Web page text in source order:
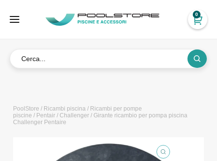
0
PoolStore / Ricambi piscina/ Ricambi per pompe
piscine / Pentair/ Challenger/ Girante ricambio per pompa piscina
Challenger Pentaire